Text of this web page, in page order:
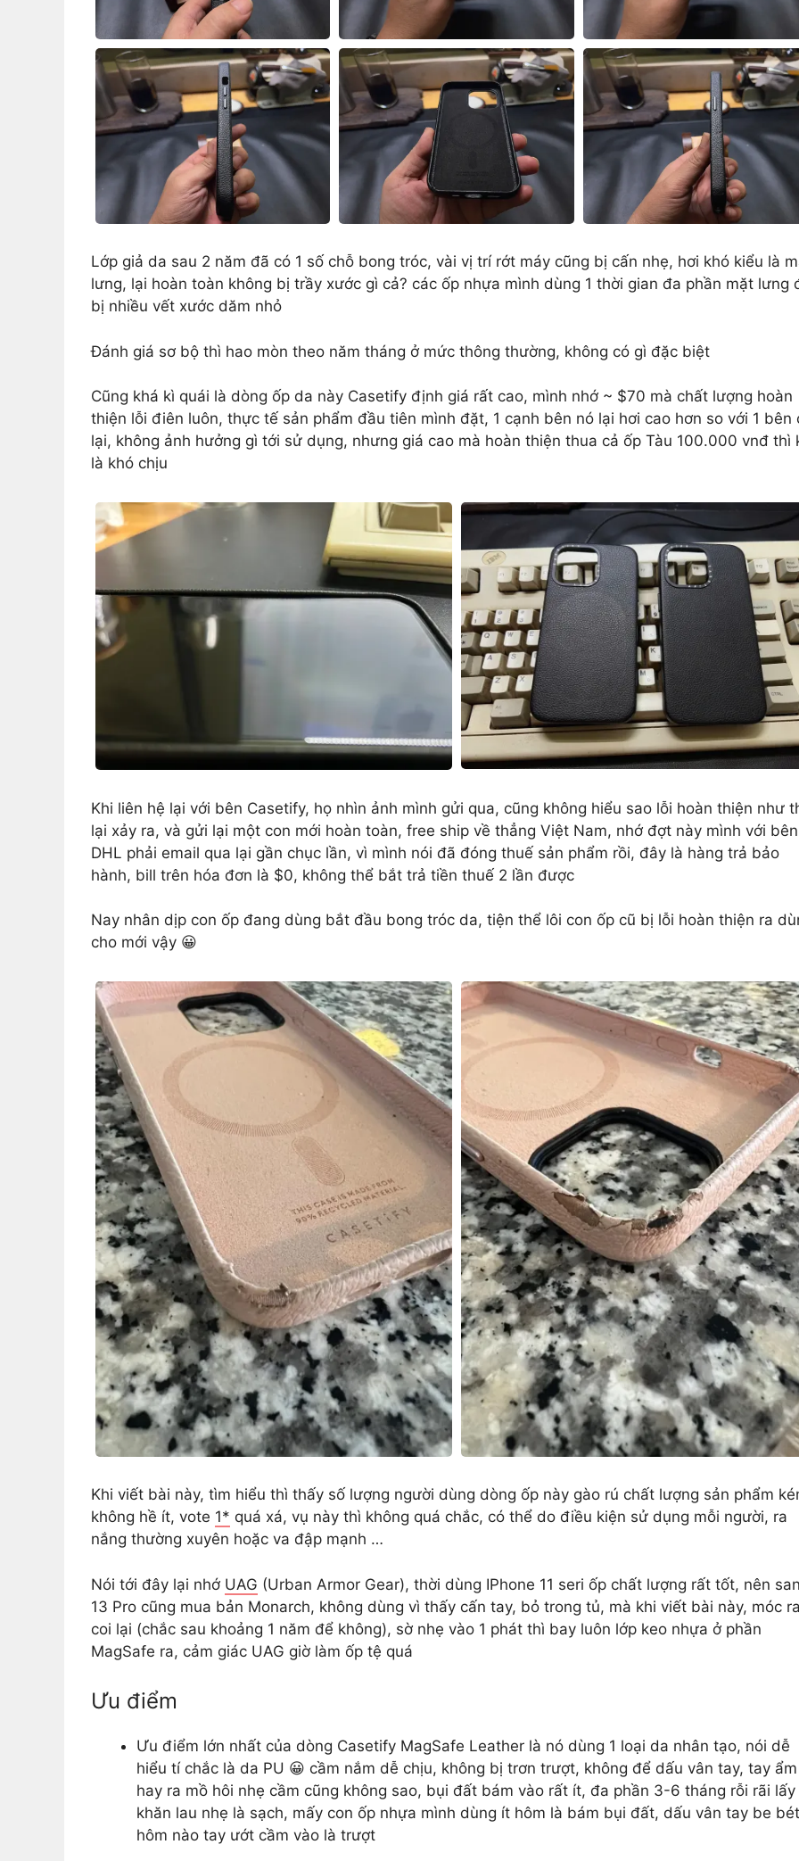
Lớp giả da sau 2 năm đã có 1 số chỗ bong tróc, vài vị trí rớt máy cũng bị cấn nhẹ, hơi khó kiểu là
lưng, lại hoàn toàn không bị trầy xước gì cả? các ốp nhựa mình dùng 1 thời gian đa phần mặt lưng
bị nhiều vết xước dăm nhỏ
Đánh giá sơ bộ thì hao mòn theo năm tháng ở mức thông thường, không có gì đặc biệt
Cũng khá kì quái là dòng ốp da này Casetify định giá rất cao, mình nhớ ~ $70 mà chất lượng hoàn
thiện lỗi điên luôn, thực tế sản phẩm đầu tiên mình đặt, 1 cạnh bên nó lại hơi cao hơn so với 1 bên
lại, không ảnh hưởng gì tới sử dụng, nhưng giá cao mà hoàn thiện thua cả ốp Tàu 100.000 vnđ thì
là khó chịu
Khi liên hệ lại với bên Casetify, họ nhìn ảnh mình gửi qua, cũng không hiểu sao lỗi hoàn thiện như
lại xảy ra, và gửi lại một con mới hoàn toàn, free ship về thẳng Việt Nam, nhớ đợt này mình với bên
DHL phải email qua lại gần chục lần, vì mình nói đã đóng thuế sản phẩm rồi, đây là hàng trả bảo
hành, bill trên hóa đơn là $0, không thể bắt trả tiền thuế 2 lần được
Nay nhân dịp con ốp đang dùng bắt đầu bong tróc da, tiện thể lôi con ốp cũ bị lỗi hoàn thiện ra
cho mới vậy 😀
Khi viết bài này, tìm hiểu thì thấy số lượng người dùng dòng ốp này gào rú chất lượng sản phẩm
không hề ít, vote 1* quá xá, vụ này thì không quá chắc, có thể do điều kiện sử dụng mỗi người, ra
nắng thường xuyên hoặc va đập mạnh …
Nói tới đây lại nhớ UAG (Urban Armor Gear), thời dùng IPhone 11 seri ốp chất lượng rất tốt, nên
13 Pro cũng mua bản Monarch, không dùng vì thấy cấn tay, bỏ trong tủ, mà khi viết bài này, móc
coi lại (chắc sau khoảng 1 năm để không), sờ nhẹ vào 1 phát thì bay luôn lớp keo nhựa ở phần
MagSafe ra, cảm giác UAG giờ làm ốp tệ quá
Ưu điểm
Ưu điểm lớn nhất của dòng Casetify MagSafe Leather là nó dùng 1 loại da nhân tạo, nói dễ
hiểu tí chắc là da PU 😀 cầm nắm dễ chịu, không bị trơn trượt, không để dấu vân tay, tay ẩm
hay ra mồ hôi nhẹ cầm cũng không sao, bụi đất bám vào rất ít, đa phần 3-6 tháng rỗi rãi lấy
khăn lau nhẹ là sạch, mấy con ốp nhựa mình dùng ít hôm là bám bụi đất, dấu vân tay be
hôm nào tay ướt cầm vào là trượt